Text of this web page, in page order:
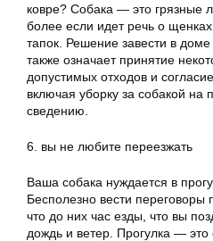
ковре? Собака — это грязные
более если идет речь о
тапок. Решение завести в
также означает принятие
допустимых отходов и
включая уборку за собакой на
сведению.
6. вы не любите переезжать
Ваша собака нуждается в
Бесполезно вести переговоры
что до них час езды, что вы
дождь и ветер. Прогулка — это